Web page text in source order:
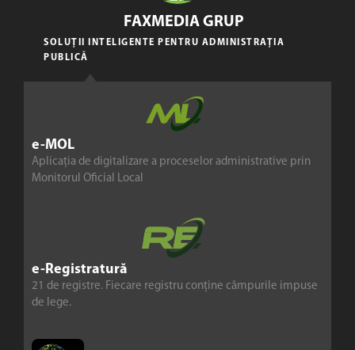
e-MOL
Aplicația de digitalizare a proceselor administrative prin
Monitorul Oficial Local
e-Registratură
21 de registre. Fiecare registru conține câmpurile impuse
de lege.
FAXMEDIA GRUP
SOLUȚII INTELIGENTE PENTRU ADMINISTRAȚIA
PUBLICĂ